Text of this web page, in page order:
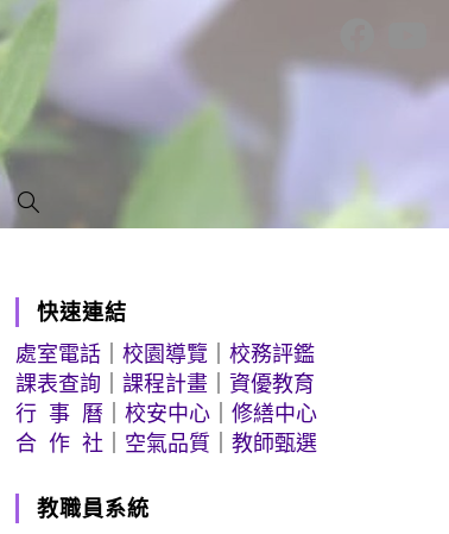
快速連結
處室電話 ｜校園導覽 ｜校務評鑑
課表查詢 ｜課程計畫 ｜資優教育
行 事 曆 ｜校安中心 ｜修繕中心
合 作 社
空氣品質 ｜教師甄選
教職員系統